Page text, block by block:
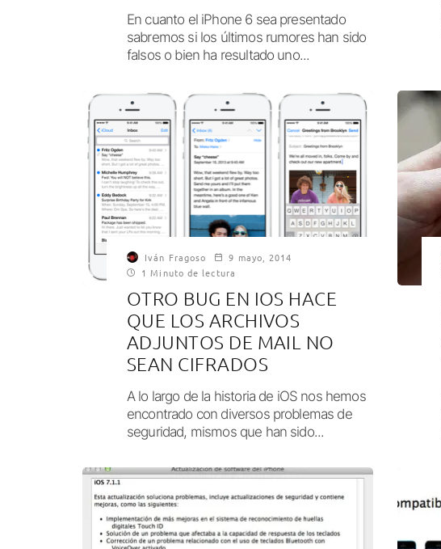
En cuanto el iPhone 6 sea presentado
sabremos si los últimos rumores han sido
falsos o bien ha resultado uno...
Iván Fragoso
9 mayo, 2014
1 Minuto de lectura
OTRO BUG EN IOS HACE
QUE LOS ARCHIVOS
ADJUNTOS DE MAIL NO
SEAN CIFRADOS
A lo largo de la historia de iOS nos hemos
encontrado con diversos problemas de
seguridad, mismos que han sido...